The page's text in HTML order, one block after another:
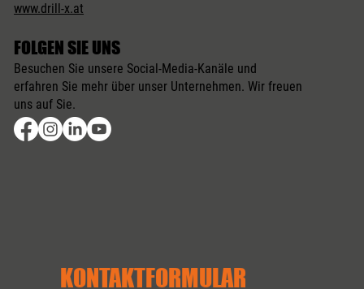
KONTAKTFORMULAR
www.drill-x.at
FOLGEN SIE UNS
Besuchen Sie unsere Social-Media-Kanäle und
erfahren Sie mehr über unser Unternehmen. Wir freuen
uns auf Sie.